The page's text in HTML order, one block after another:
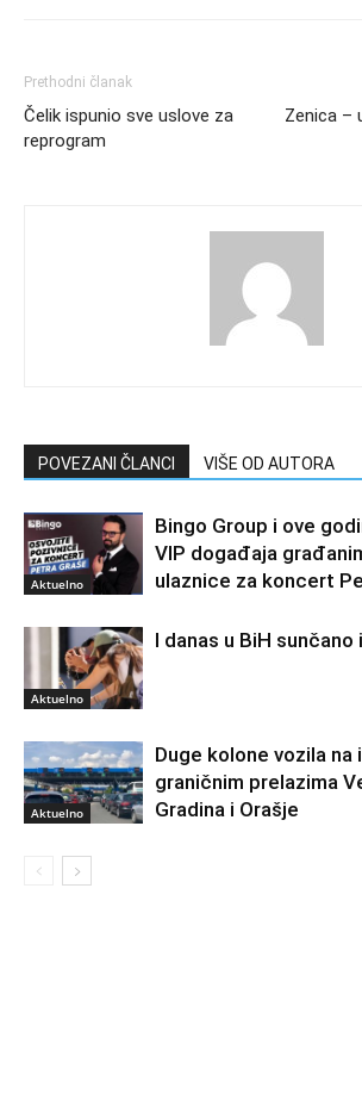
Prethodni članak
Čelik ispunio sve uslove za
reprogram
Zenica –
POVEZANI ČLANCI VIŠE OD AUTORA
Aktuelno
Bingo Group i ove
VIP događaja
ulaznice za koncert
Aktuelno
I danas u BiH
Aktuelno
Duge kolone vozila na
graničnim prelazima
Gradina i Orašje